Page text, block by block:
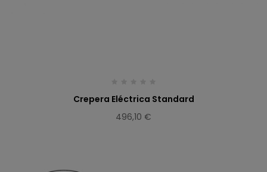
Crepera Eléctrica Standard
496,10 €